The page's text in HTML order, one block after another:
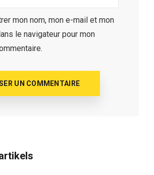
mon nom, mon e-mail et mon
le navigateur pour mon